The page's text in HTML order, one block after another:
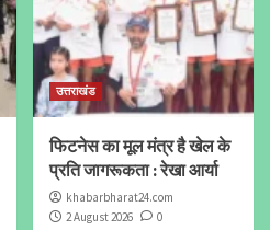
उत्तराखंड
फिटनेस का मूल मंत्र है खेल के
प्रति जागरूकता : रेखा आर्या
khabarbharat24.com
2 August 2026
0